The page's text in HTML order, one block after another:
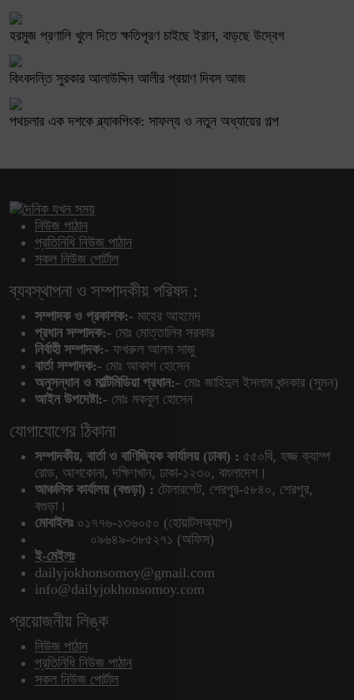
হরমুজ প্রণালি খুলে দিতে ক্ষতিপূরণ চাইছে ইরান, বাড়ছে উদ্বেগ
কিংবদন্তি সুরকার আলাউদ্দিন আলীর প্রয়াণ দিবস আজ
পথচলার এক দশকে ব্ল্যাকপিংক: সাফল্য ও নতুন অধ্যায়ের গল্প
নিউজ পাঠান
প্রতিনিধি নিউজ পাঠান
সকল নিউজ পোর্টাল
ব্যবস্থাপনা ও সম্পাদকীয় পরিষদ :
সম্পাদক ও প্রকাশক:- মাহের আহমেদ
প্রধান সম্পাদক:- মোঃ মোত্তালিব সরকার
নির্বাহী সম্পাদক:- ফখরুল আলম সাজু
বার্তা সম্পাদক:- মোঃ আকাশ হোসেন
অনুসন্ধান ও মাল্টিমিডিয়া প্রধান:- মোঃ জাহিদুল ইসলাম খন্দকার (সুমন)
আইন উপদেষ্টা:- মোঃ মকবুল হোসেন
যোগাযোগের ঠিকানা
সম্পাদকীয়, বার্তা ও বাণিজ্যিক কার্যালয় (ঢাকা) : ৫৫০বি, হজ্জ ক্যাম্প
রোড, আশকোনা, দক্ষিণখান, ঢাকা-১২৩০, বাংলাদেশ।
আঞ্চলিক কার্যালয় (বগুড়া) : টোলারগেট, শেরপুর-৫৮৪০, শেরপুর,
বগুড়া।
মোবাইলঃ ০১৭৭৬-১৩৬০৫০ (হোয়াটসঅ্যাপ)
০৯৬৪৯-৩৮৫২৭১ (অফিস)
ই-মেইলঃ
dailyjokhonsomoy@gmail.com
info@dailyjokhonsomoy.com
প্রয়োজনীয় লিঙ্ক
নিউজ পাঠান
প্রতিনিধি নিউজ পাঠান
সকল নিউজ পোর্টাল